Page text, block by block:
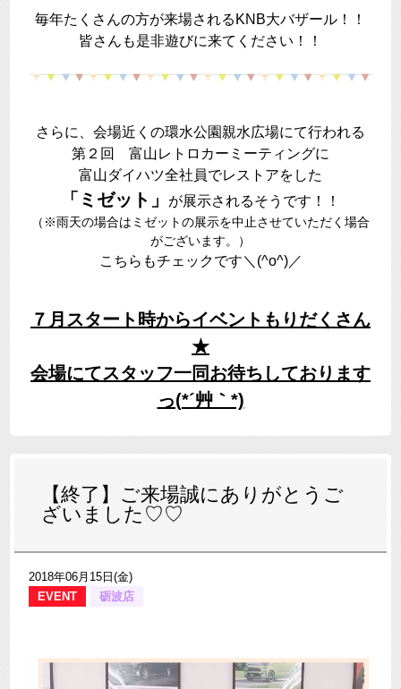
毎年たくさんの方が来場されるKNB大バザール！！
皆さんも是非遊びに来てください！！
さらに、会場近くの環水公園親水広場にて行われる
第２回 富山レトロカーミーティングに
富山ダイハツ全社員でレストアをした
「ミゼット」 が展示されるそうです！！
（※雨天の場合はミゼットの展示を中止させていただく場合
がございます。）
こちらもチェックです＼(^o^)／
７月スタート時からイベントもりだくさん
★
会場にてスタッフ一同お待ちしております
っ(*´艸｀*)
【終了】ご来場誠にありがとうご
ざいました♡♡
2018年06月15日(金)
EVENT
砺波店